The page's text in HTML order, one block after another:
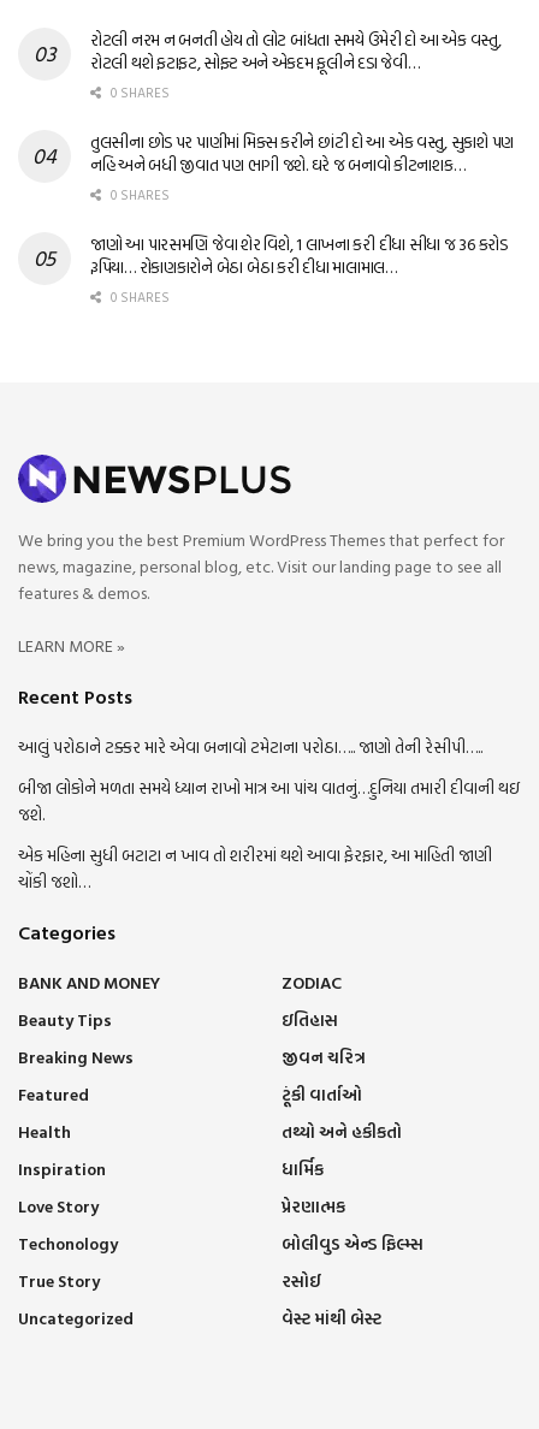
રોટલી નરમ ન બનતી હોય તો લોટ બાંધતા સમયે ઉમેરી દો આ એક વસ્તુ,
રોટલી થશે ફટાફટ, સોફ્ટ અને એકદમ ફૂલીને દડા જેવી…
0 SHARES
તુલસીના છોડ પર પાણીમાં મિક્સ કરીને છાંટી દો આ એક વસ્તુ, સુકાશે પણ
નહિ અને બધી જીવાત પણ ભાગી જશે. ઘરે જ બનાવો કીટનાશક…
0 SHARES
જાણો આ પારસમણિ જેવા શેર વિશે, 1 લાખના કરી દીધા સીધા જ 36 કરોડ
રૂપિયા… રોકાણકારોને બેઠા બેઠા કરી દીધા માલામાલ…
0 SHARES
We bring you the best Premium WordPress Themes that perfect for
news, magazine, personal blog, etc. Visit our landing page to see all
features & demos.
LEARN MORE »
Recent Posts
આલું પરોઠાને ટક્કર મારે એવા બનાવો ટમેટાના પરોઠા….. જાણો તેની રેસીપી…..
બીજા લોકોને મળતા સમયે ધ્યાન રાખો માત્ર આ પાંચ વાતનું…દુનિયા તમારી દીવાની થઇ
જશે.
એક મહિના સુધી બટાટા ન ખાવ તો શરીરમાં થશે આવા ફેરફાર, આ માહિતી જાણી
ચોંકી જશો…
Categories
BANK AND MONEY
Beauty Tips
Breaking News
Featured
Health
Inspiration
Love Story
Techonology
True Story
Uncategorized
ZODIAC
ઇતિહાસ
જીવન ચરિત્ર
ટૂંકી વાર્તાઓ
તથ્યો અને હકીકતો
ધાર્મિક
પ્રેરણાત્મક
બોલીવુડ એન્ડ ફિલ્મ્સ
રસોઈ
વેસ્ટ માંથી બેસ્ટ